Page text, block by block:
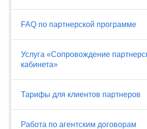
FAQ по партнерской программе
Услуга «Сопровождение
кабинета»
Тарифы для клиентов партнеров
Работа по агентским договорам